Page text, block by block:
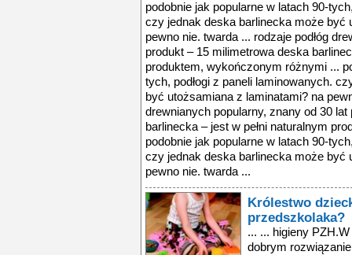
podobnie jak popularne w latach 90-
czy jednak deska barlinecka może być
pewno nie. twarda ... rodzaje podłóg
produkt – 15 milimetrowa deska
produktem, wykończonym różnymi ...
tych, podłogi z paneli laminowanych.
być utożsamiana z laminatami? na
drewnianych popularny, znany od 30
barlinecka – jest w pełni naturalnym
podobnie jak popularne w latach 90-
czy jednak deska barlinecka może być
pewno nie. twarda ...
Królestwo
przedszkolaka?
... ... higieny
dobrym